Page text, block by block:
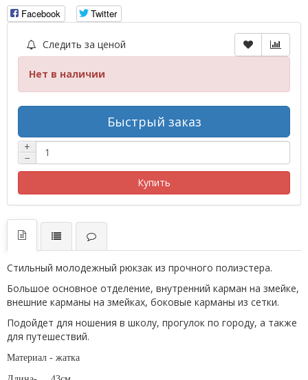
Facebook
Twitter
Следить за ценой
Нет в наличии
Быстрый заказ
+
−
Купить
Стильный молодежный рюкзак из прочного полиэстера.
Большое основное отделение, внутренний карман на змейке,
внешние карманы на змейках, боковые карманы из сетки.
Подойдет для ношения в школу, прогулок по городу, а также
для путешествий.
Материал - жатка